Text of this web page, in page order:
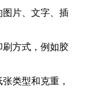
片、文字、插
方式，例如胶
类型和克重，